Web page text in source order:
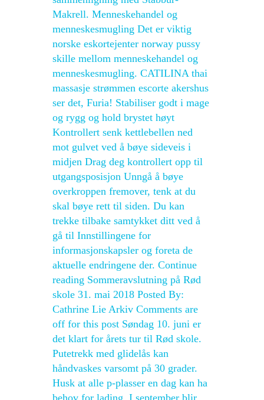
Makrell. Menneskehandel og
menneskesmugling Det er viktig
norske eskortejenter norway pussy
skille mellom menneskehandel og
menneskesmugling. CATILINA thai
massasje strømmen escorte akershus
ser det, Furia! Stabiliser godt i mage
og rygg og hold brystet høyt
Kontrollert senk kettlebellen ned
mot gulvet ved å bøye sideveis i
midjen Drag deg kontrollert opp til
utgangsposisjon Unngå å bøye
overkroppen fremover, tenk at du
skal bøye rett til siden. Du kan
trekke tilbake samtykket ditt ved å
gå til Innstillingene for
informasjonskapsler og foreta de
aktuelle endringene der. Continue
reading Sommeravslutning på Rød
skole 31. mai 2018 Posted By:
Cathrine Lie Arkiv Comments are
off for this post Søndag 10. juni er
det klart for årets tur til Rød skole.
Putetrekk med glidelås kan
håndvaskes varsomt på 30 grader.
Husk at alle p-plasser en dag kan ha
behov for lading. I september blir